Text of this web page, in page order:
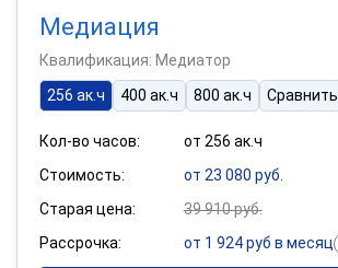
Медиация
Квалификация: Медиатор
256 ак.ч
400 ак.ч 800 ак.ч Сравнить
Кол-во часов:
от 256 ак.ч
Стоимость:
от 23 080 руб.
Старая цена:
39 910 руб.
Рассрочка:
от 1 924 руб в месяц